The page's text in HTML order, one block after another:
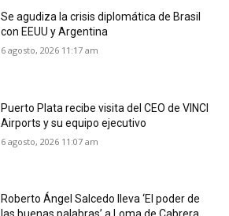
Se agudiza la crisis diplomática de Brasil
con EEUU y Argentina
6 agosto, 2026 11:17 am
Puerto Plata recibe visita del CEO de VINCI
Airports y su equipo ejecutivo
6 agosto, 2026 11:07 am
Roberto Ángel Salcedo lleva ‘El poder de